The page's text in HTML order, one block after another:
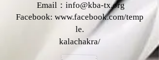
Email： info@kba-tx.org
Facebook: www.facebook.com/temp
le.
kalachakra/